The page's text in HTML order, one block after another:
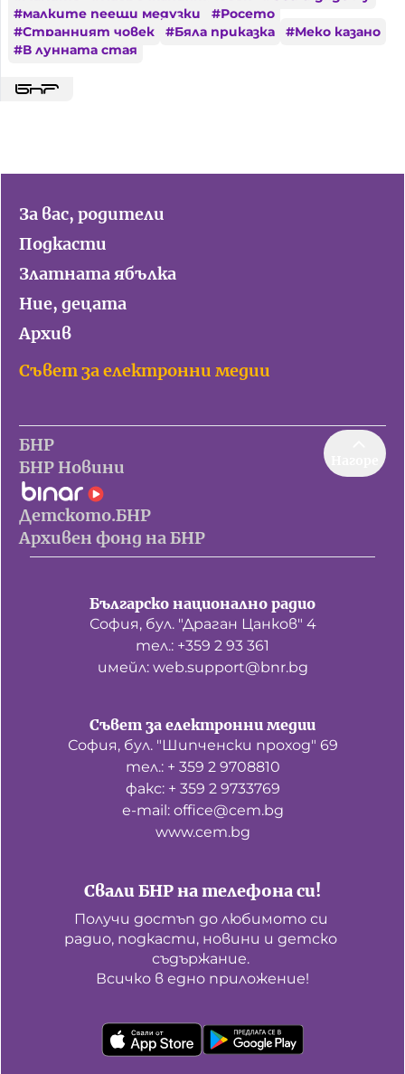
#малките пеещи медузки #Росето
#Странният човек #Бяла приказка #Меко казано
#В лунната стая
За вас, родители
Подкасти
Златната ябълка
Ние, децата
Архив
Съвет за електронни медии
БНР
БНР Новини
Детското.БНР
Архивен фонд на БНР
Българско национално радио
София, бул. "Драган Цанков" 4
тел.: +359 2 93 361
имейл: web.support@bnr.bg
Свали БНР на телефона си!
Получи достъп до любимото си
радио, подкасти, новини и детско
съдържание.
Всичко в едно приложение!
Съвет за електронни медии
София, бул. "Шипченски проход" 69
тел.: + 359 2 9708810
факс: + 359 2 9733769
е-mail: office@cem.bg
www.cem.bg